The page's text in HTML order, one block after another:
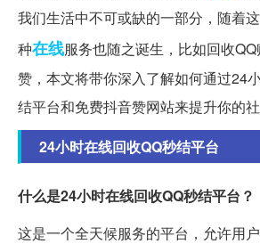
我们生活中不可或缺的一部分，随着
种在线服务也随之诞生，比如回收
赞，本文将带你深入了解如何通过24
结平台和免费抖音赞网站来提升你的社
24小时在线回收QQ秒结平台
什么是24小时在线回收QQ秒结平台？
这是一个全天候服务的平台，允许用